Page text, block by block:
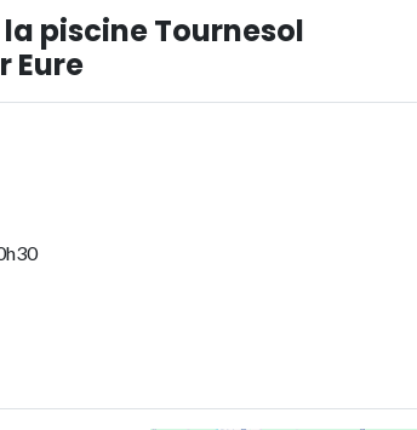
piscine Tournesol
Eure